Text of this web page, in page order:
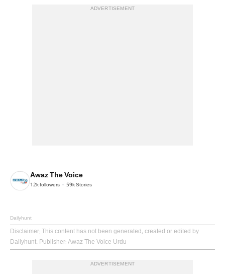
ADVERTISEMENT
Awaz The Voice
12kfollowers 59kStories
Dailyhunt
Disclaimer: This content has not been generated, created or edited by
Dailyhunt. Publisher: Awaz The Voice Urdu
ADVERTISEMENT